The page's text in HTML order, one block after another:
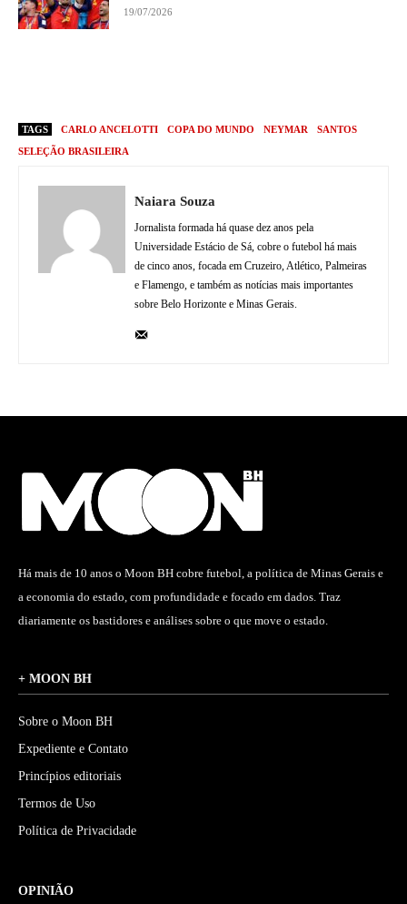
19/07/2026
TAGS CARLO ANCELOTTI COPA DO MUNDO NEYMAR
SANTOS
SELEÇÃO BRASILEIRA
Naiara Souza
Jornalista formada há quase dez anos pela
Universidade Estácio de Sá, cobre o futebol há mais
de cinco anos, focada em Cruzeiro, Atlético, Palmeiras
e Flamengo, e também as notícias mais importantes
sobre Belo Horizonte e Minas Gerais.
Há mais de 10 anos o Moon BH cobre futebol, a política de Minas Gerais e
a economia do estado, com profundidade e focado em dados. Traz
diariamente os bastidores e análises sobre o que move o estado.
+ MOON BH
Sobre o Moon BH
Expediente e Contato
Princípios editoriais
Termos de Uso
Política de Privacidade
OPINIÃO